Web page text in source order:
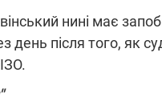
нині має
після того, як